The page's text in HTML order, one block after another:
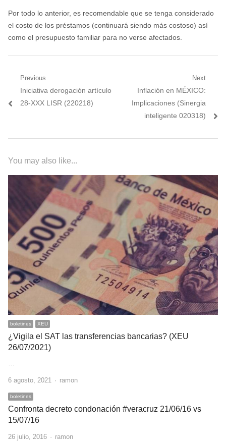
Por todo lo anterior, es recomendable que se tenga considerado
el costo de los préstamos (continuará siendo más costoso) así
como el presupuesto familiar para no verse afectados.
Navegación
de
Previous
Previous
post:
Iniciativa derogación artículo
28-XXX LISR (220218)
Next
Next
post:
Inflación en MÉXICO:
Implicaciones (Sinergia
inteligente 020318)
You may also like...
boletines XEU
¿Vigila el SAT las transferencias bancarias? (XEU
26/07/2021)
…
6 agosto, 2021 Author
ramon
boletines
Confronta decreto condonación #veracruz 21/06/16 vs
15/07/16
26 julio, 2016 Author
ramon